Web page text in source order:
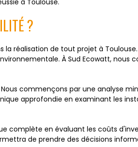
à Toulouse.
?
réalisation de tout projet à
À Sud Ecowatt,
commençons par une analyse
approfondie en examinant les
complète en évaluant les coûts
de prendre des décisions